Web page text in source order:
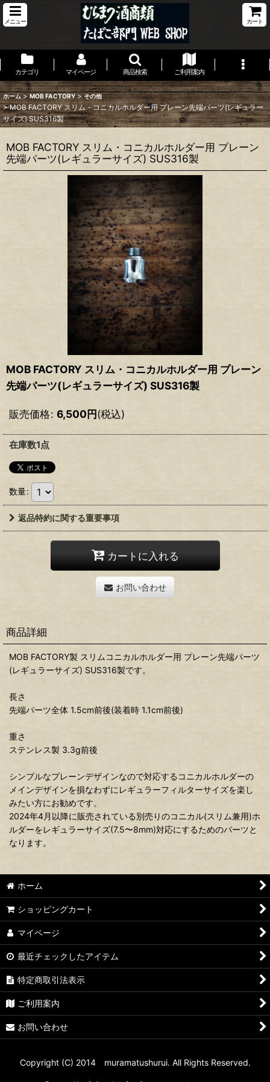
メニュー カート
カテゴリ マイページ 商品検索 ご利用案内
ホーム > MOB FACTORY > その他
> MOB FACTORY スリム・コニカルホルダー用 プレーン先端パーツ(レギュラー
サイズ) SUS316製
MOB FACTORY スリム・コニカルホルダー用 プレーン
先端パーツ(レギュラーサイズ) SUS316製
MOB FACTORY スリム・コニカルホルダー用 プレーン
先端パーツ(レギュラーサイズ) SUS316製
販売価格: 6,500円(税込)
在庫数1点
数量:
返品特約に関する重要事項
カートに入れる
お問い合わせ
商品詳細
MOB FACTORY製 スリムコニカルホルダー用 プレーン先端パーツ
(レギュラーサイズ) SUS316製です。
長さ
先端パーツ全体 1.5cm前後(装着時 1.1cm前後)
重さ
ステンレス製 3.3g前後
シンプルなプレーンデザインなので対応するコニカルホルダーの
メインデザインを損なわずにレギュラーフィルターサイズを楽し
みたい方にお勧めです。
2024年4月以降に販売されている別売りのコニカル(スリム兼用)ホ
ルダーをレギュラーサイズ(7.5〜8mm)対応にするためのパーツと
なります。
ホーム
ショッピングカート
マイページ
最近チェックしたアイテム
特定商取引法表示
ご利用案内
お問い合わせ
Copyright (C) 2014 muramatushurui. All Rights Reserved.